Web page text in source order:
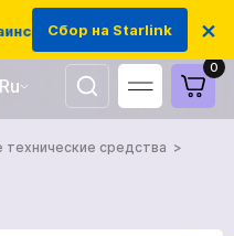
защитников
Сбор на Starlink ×
Ru
UA
EN
0
технические средства